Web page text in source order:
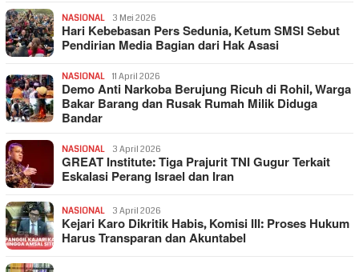
NASIONAL 3 Mei 2026
Hari Kebebasan Pers Sedunia, Ketum SMSI Sebut
Pendirian Media Bagian dari Hak Asasi
NASIONAL 11 April 2026
Demo Anti Narkoba Berujung Ricuh di Rohil, Warga
Bakar Barang dan Rusak Rumah Milik Diduga
Bandar
NASIONAL 3 April 2026
GREAT Institute: Tiga Prajurit TNI Gugur Terkait
Eskalasi Perang Israel dan Iran
NASIONAL 3 April 2026
Kejari Karo Dikritik Habis, Komisi III: Proses Hukum
Harus Transparan dan Akuntabel